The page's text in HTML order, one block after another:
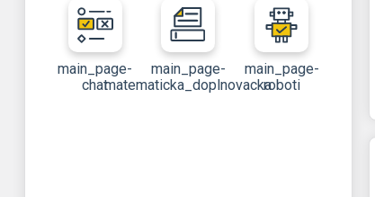
main_page-
chat
main_page-
matematicka_doplnovacka
main_page-
roboti